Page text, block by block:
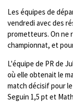
Les équipes de
vendredi avec des
prometteurs. On ne
championnat, et
L'équipe de PR de
où elle obtenait le
match décisif pour
Seguin 1,5 pt et